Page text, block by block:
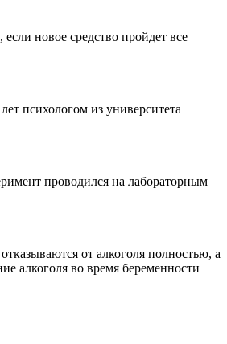
новое средство пройдет все
психологом из университета
проводился на лабораторным
от алкоголя полностью, а
алкоголя во время беременности